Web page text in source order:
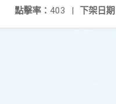
下架日期
點擊率： 403 |